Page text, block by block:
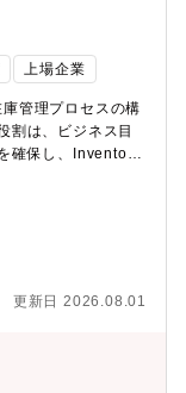
上場企業
管理プロセスの構
割は、ビジネス目
確保し、Inventory
在庫に関するEnd-
大化と過剰・陳腐
ロセスが事業の成
確保する。・ 関連
したバッファ在庫
スを効果的かつ効
係者からのフィー
更新日 2026.08.01